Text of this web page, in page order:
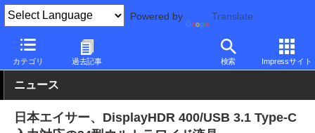
Powered by Translate
カテゴリ 過去記事 検索 Impressサイト
PC Watch 半導体/周辺機器
ニュース
日本エイサー、DisplayHDR 400/USB 3.1 Type-C